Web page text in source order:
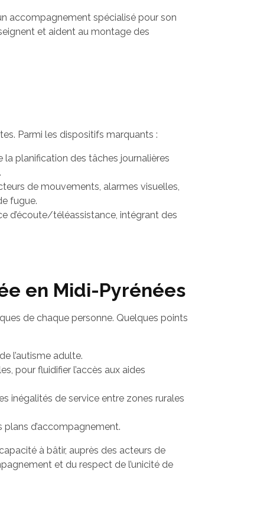
accompagnement spécialisé pour son
et aident au montage des
Parmi les dispositifs marquants :
la planification des tâches journalières
de mouvements, alarmes visuelles,
fugue.
d’écoute/téléassistance, intégrant des
en Midi-Pyrénées
de chaque personne. Quelques points
l’autisme adulte.
pour fluidifier l’accès aux aides
inégalités de service entre zones rurales
d’accompagnement.
à bâtir, auprès des acteurs de
et du respect de l’unicité de